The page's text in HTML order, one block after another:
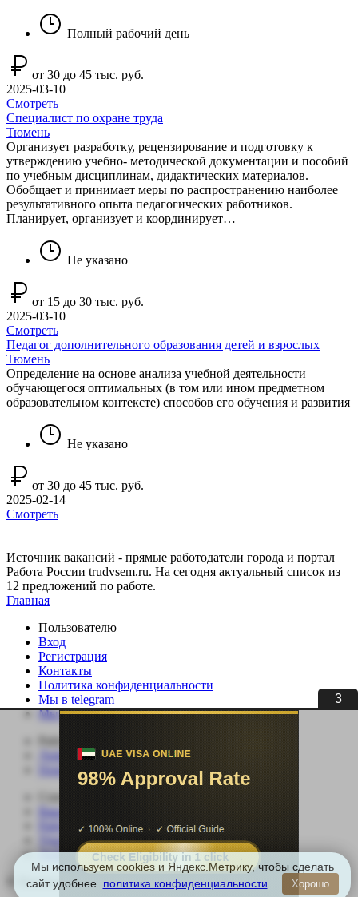
Полный рабочий день
от 30 до 45 тыс. руб.
2025-03-10
Смотреть
Специалист по охране труда
Тюмень
Организует разработку, рецензирование и подготовку к
утверждению учебно- методической документации и пособий
по учебным дисциплинам, дидактических материалов.
Обобщает и принимает меры по распространению наиболее
результативного опыта педагогических работников.
Планирует, организует и координирует…
Не указано
от 15 до 30 тыс. руб.
2025-03-10
Смотреть
Педагог дополнительного образования детей и взрослых
Тюмень
Определение на основе анализа учебной деятельности
обучающегося оптимальных (в том или ином предметном
образовательном контексте) способов его обучения и развития
Не указано
от 30 до 45 тыс. руб.
2025-02-14
Смотреть
Источник вакансий - прямые работодатели города и портал
Работа России trudvsem.ru. На сегодня актуальный список из
12 предложений по работе.
3
Главная
Пользователю
Вход
Регистрация
Контакты
Политика конфиденциальности
Мы в telegram
Мы в ВК
Добавить вакансию
Поиск сотрудников
Соискателю
Вакансии
Работа по специальности
Удаленная работа
Добавить резюме
© Вакансии регионов России | Все права защищены.
Мы используем cookies и Яндекс.Метрику, чтобы сделать
сайт удобнее. политика конфиденциальности Хорошо